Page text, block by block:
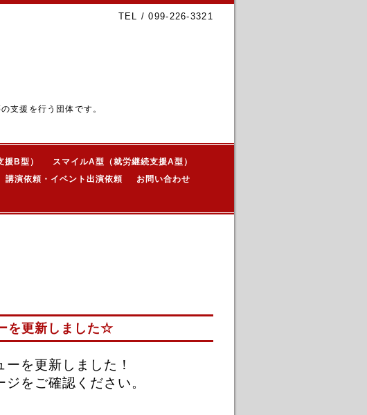
TEL / 099-226-3321
支援を行う団体です。
B型）
スマイルA型（就労継続支援A型）
講演依頼・イベント出演依頼
お問い合わせ
を更新しました☆
を更新しました！
をご確認ください。